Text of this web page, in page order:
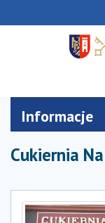
Informacje
Cukiernia